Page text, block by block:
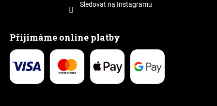
Sledovat na Instagramu
Přijímáme online platby